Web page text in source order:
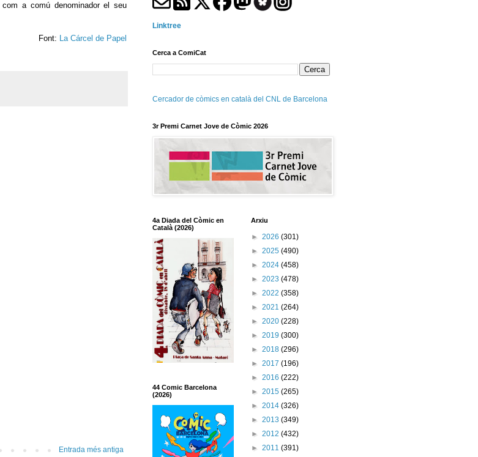
a comú denominador el seu
Font: La Cárcel de Papel
Entrada més antiga
Linktree
Cerca a ComiCat
Cercador de còmics en català del CNL de Barcelona
3r Premi Carnet Jove de Còmic 2026
4a Diada del Còmic en
Català (2026)
44 Comic Barcelona
(2026)
Arxiu
► 2026 (301)
► 2025 (490)
► 2024 (458)
► 2023 (478)
► 2022 (358)
► 2021 (264)
► 2020 (228)
► 2019 (300)
► 2018 (296)
► 2017 (196)
► 2016 (222)
► 2015 (265)
► 2014 (326)
► 2013 (349)
► 2012 (432)
► 2011 (391)